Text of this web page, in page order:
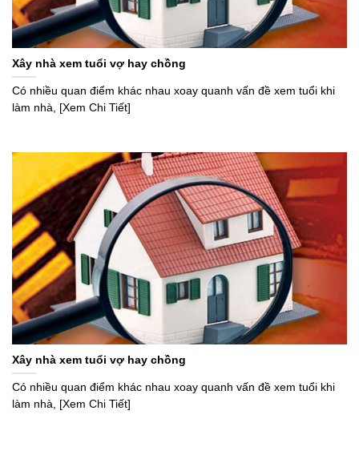
Xây nhà xem tuổi vợ hay chồng
Có nhiều quan điểm khác nhau xoay quanh vấn đề xem tuổi khi
làm nhà, [Xem Chi Tiết]
Xây nhà xem tuổi vợ hay chồng
Có nhiều quan điểm khác nhau xoay quanh vấn đề xem tuổi khi
làm nhà, [Xem Chi Tiết]